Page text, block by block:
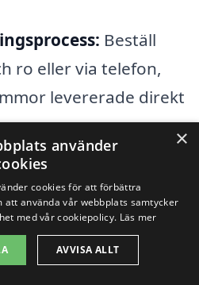
Beställ
ro eller via telefon,
levererade direkt
tillfälle du har i
en anledning att
ettblombud i
enkelt och effektivt
×
använder
cookies för att förbättra
att använda vår webbplats samtycker
med vår cookiepolicy. Läs mer
AVVISA ALLT